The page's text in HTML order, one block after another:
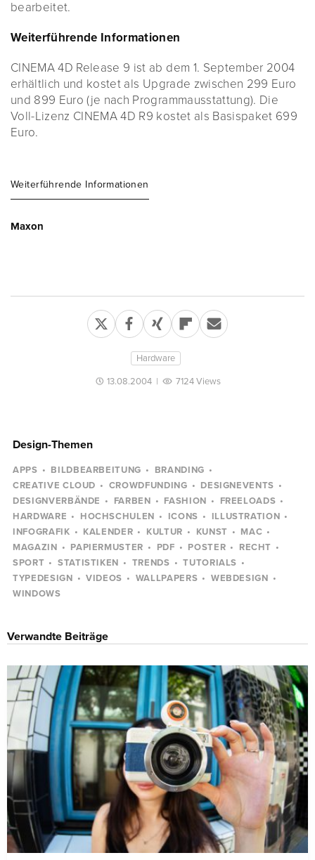
bearbeitet.
Weiterführende Informationen
CINEMA 4D Release 9 ist ab dem 1. September 2004
erhältlich und kostet als Upgrade zwischen 299 Euro
und 899 Euro (je nach Programmausstattung). Die
Voll-Lizenz CINEMA 4D R9 kostet als Basispaket 699
Euro.
Weiterführende Informationen
Maxon
Hardware
13.08.2004| 7124 Views
Design-Themen
APPS BILDBEARBEITUNG
BRANDING
CREATIVE CLOUD
CROWDFUNDING
DESIGNEVENTS
DESIGNVERBÄNDE
FARBEN FASHION
FREELOADS
HARDWARE
HOCHSCHULEN ICONS
ILLUSTRATION
INFOGRAFIK
KALENDER KULTUR KUNST
MAC
MAGAZIN
PAPIERMUSTER PDF POSTER
RECHT
SPORT
STATISTIKEN TRENDS
TUTORIALS
TYPEDESIGN
VIDEOS WALLPAPERS
WEBDESIGN
WINDOWS
Verwandte Beiträge